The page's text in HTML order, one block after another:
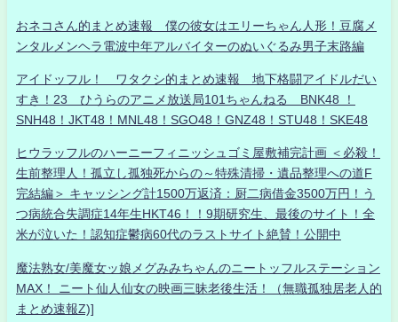
おネコさん的まとめ速報 僕の彼女はエリーちゃん人形！豆腐メ
ンタルメンヘラ電波中年アルバイターのぬいぐるみ男子末路編
アイドッフル！ ワタクシ的まとめ速報 地下格闘アイドルだい
すき！23 ひうらのアニメ放送局101ちゃんねる BNK48 ！
SNH48！JKT48！MNL48！SGO48！GNZ48！STU48！SKE48
ヒウラッフルのハーニーフィニッシュゴミ屋敷補完計画 ＜必殺！
生前整理人！孤立し孤独死からの～特殊清掃・遺品整理への道F
完結編＞ キャッシング計1500万返済：厨二病借金3500万円！う
つ病統合失調症14年生HKT46！！9期研究生、最後のサイト！全
米が泣いた！認知症鬱病60代のラストサイト絶賛！公開中
魔法熟女/美魔女ッ娘メグみみちゃんのニートッフルステーション
MAX！ ニート仙人仙女の映画三昧老後生活！（無職孤独居老人的
まとめ速報Z)]